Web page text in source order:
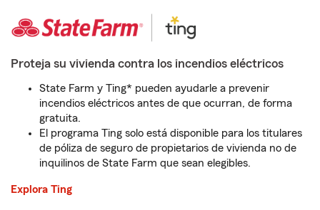
Proteja su vivienda contra los incendios eléctricos
State Farm y Ting* pueden ayudarle a prevenir
incendios eléctricos antes de que ocurran, de forma
gratuita.
El programa Ting solo está disponible para los titulares
de póliza de seguro de propietarios de vivienda no de
inquilinos de State Farm que sean elegibles.
Explora Ting